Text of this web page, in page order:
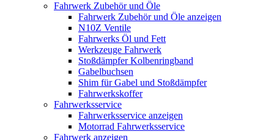
Fahrwerk Zubehör und Öle
Fahrwerk Zubehör und Öle anzeigen
N10Z Ventile
Fahrwerks Öl und Fett
Werkzeuge Fahrwerk
Stoßdämpfer Kolbenringband
Gabelbuchsen
Shim für Gabel und Stoßdämpfer
Fahrwerkskoffer
Fahrwerksservice
Fahrwerksservice anzeigen
Motorrad Fahrwerksservice
Fahrwerk anzeigen